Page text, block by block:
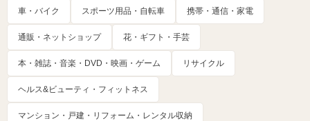
車・バイク スポーツ用品・自転車 携帯・通信・家電
通販・ネットショップ 花・ギフト・手芸
本・雑誌・音楽・DVD・映画・ゲーム リサイクル
ヘルス&ビューティ・フィットネス
マンション・戸建・リフォーム・レンタル収納